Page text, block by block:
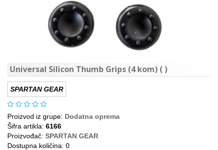
Universal Silicon Thumb Grips (4 kom) ( )
SPARTAN GEAR
Proizvod iz grupe: Dodatna oprema
Šifra artikla: 6166
Proizvođač: SPARTAN GEAR
Dostupna količina: 0